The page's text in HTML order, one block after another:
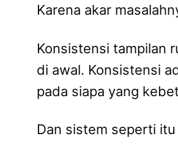
Karena akar
Konsistensi tampilan
di awal. Konsistensi
pada siapa yang
Dan sistem seperti